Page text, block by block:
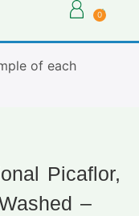
0
of each
Picaflor,
–